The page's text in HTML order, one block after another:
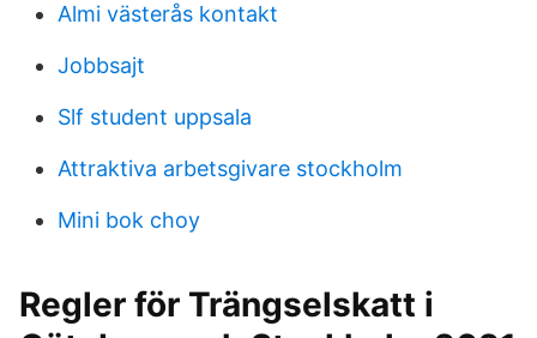
Almi västerås kontakt
Jobbsajt
Slf student uppsala
Attraktiva arbetsgivare stockholm
Mini bok choy
Regler för Trängselskatt i